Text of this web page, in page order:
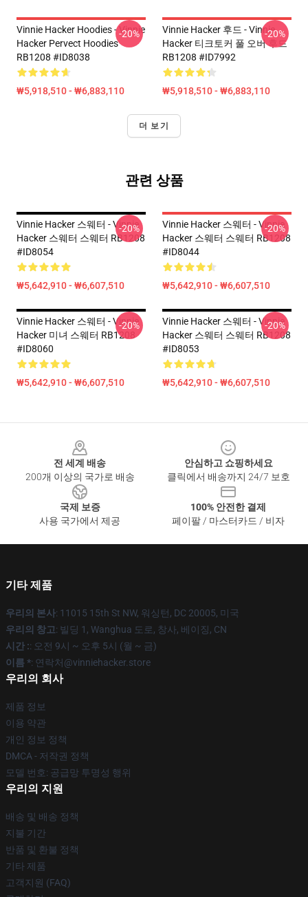
Vinnie Hacker Hoodies - Vinnie
Hacker Pervect Hoodies
RB1208 #ID8038
₩5,918,510 - ₩6,883,110
-20%
Vinnie Hacker 후드 - Vinnie
Hacker 티크토커 풀 오버 후드
RB1208 #ID7992
₩5,918,510 - ₩6,883,110
-20%
더 보기
관련 상품
Vinnie Hacker 스웨터 - Vinnie
Hacker 스웨터 스웨터 RB1208
#ID8054
₩5,642,910 - ₩6,607,510
-20%
Vinnie Hacker 스웨터 - Vinnie
Hacker 스웨터 스웨터 RB1208
#ID8044
₩5,642,910 - ₩6,607,510
-20%
Vinnie Hacker 스웨터 - Vinnie
Hacker 미녀 스웨터 RB1208
#ID8060
₩5,642,910 - ₩6,607,510
-20%
Vinnie Hacker 스웨터 - Vinnie
Hacker 스웨터 스웨터 RB1208
#ID8053
₩5,642,910 - ₩6,607,510
-20%
전 세계 배송
200개 이상의 국가로 배송
안심하고 쇼핑하세요
클릭에서 배송까지 24/7 보호
국제 보증
사용 국가에서 제공
100% 안전한 결제
페이팔 / 마스터카드 / 비자
기타 제품
우리의 본사: 11015 15th St NW, 워싱턴, DC 20005, 미국
우리의 창고: 빌딩 1, Wanghua 도로, 창사, 베이징, CN
시간 :: 오전 9시 ~ 오후 5시 (월 ~ 금)
이름 *: 연락처@vinniehacker.store
우리의 회사
제품 정보
이용 약관
개인 정보 정책
DMCA - 저작권 정책
모델 번호: 공급망 투명성 행위
우리의 지원
배송 및 배송 정책
지불 기간
반품 및 환불 정책
기타 제품
고객지원 (FAQ)